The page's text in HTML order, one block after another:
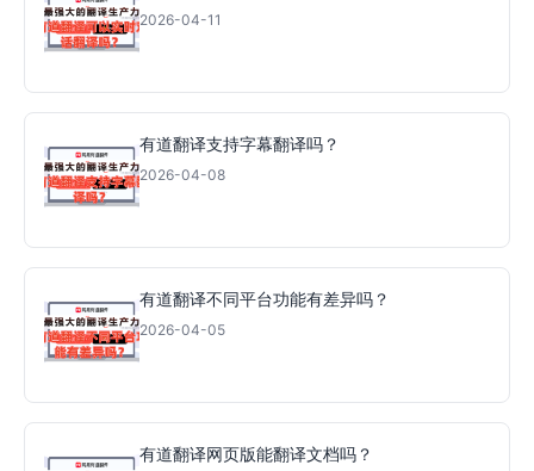
2026-04-11
有道翻译支持字幕翻译吗？
2026-04-08
有道翻译不同平台功能有差异吗？
2026-04-05
有道翻译网页版能翻译文档吗？